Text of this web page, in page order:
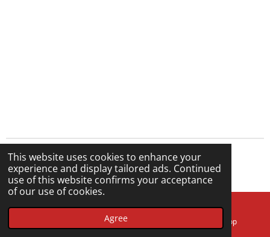
This website uses cookies to enhance your
experience and display tailored ads. Continued
use of this website confirms your acceptance
of our use of cookies.
Agree
© 2024 - 2026 Kmtronics.nl
Powered byJouwWeb
Phone WhatsApp